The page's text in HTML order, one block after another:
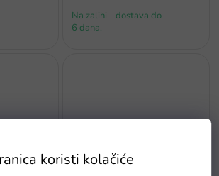
koristi kolačiće
Na zalihi - dostava do
6 dana.